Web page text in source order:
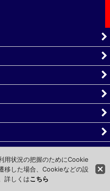
ltd. All Rights Reserved.
用状況の把握のためにCookie
移した場合、Cookieなどの設
詳しくはこちら